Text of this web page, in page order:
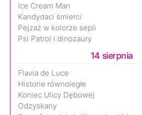
Ice Cream Man
Kandydaci śmierci
Pejzaż w kolorze sepii
Psi Patrol i dinozaury
14 sierpnia
Flavia de Luce
Historie równoległe
Koniec Ulicy Dębowej
Odzyskany